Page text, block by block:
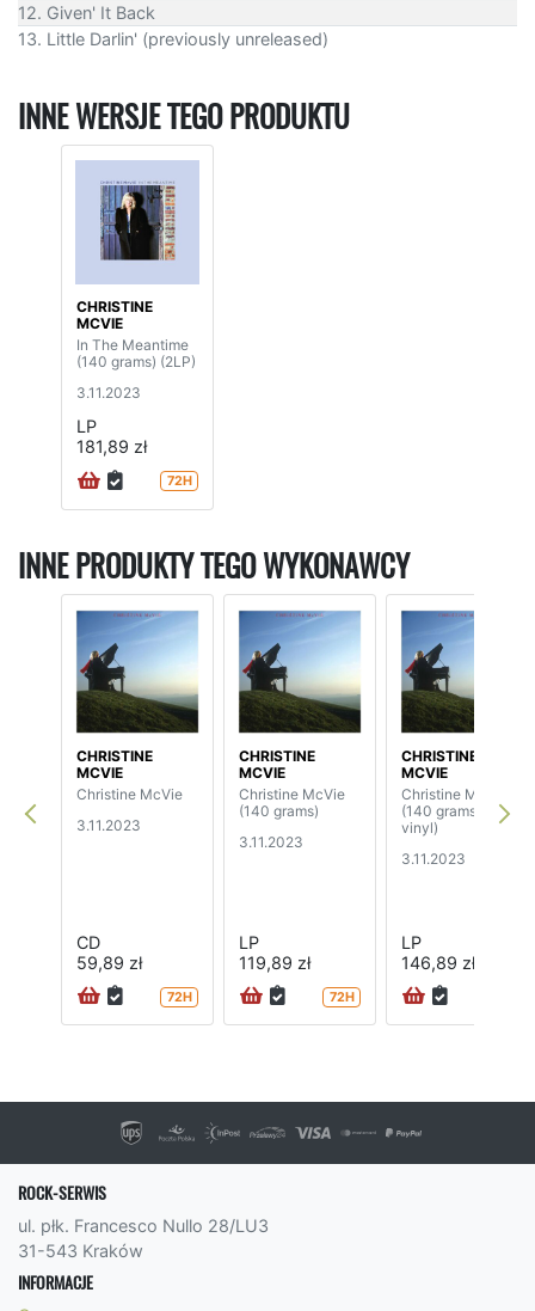
12. Given' It Back
13. Little Darlin' (previously unreleased)
INNE WERSJE TEGO PRODUKTU
CHRISTINE
MCVIE
In The Meantime
(140 grams) (2LP)
3.11.2023
LP
181,89 zł
72H
INNE PRODUKTY TEGO WYKONAWCY
CHRISTINE
MCVIE
Christine McVie
3.11.2023
CD
59,89 zł
72H
CHRISTINE
MCVIE
Christine McVie
(140 grams)
3.11.2023
LP
119,89 zł
72H
CHRISTINE
MCVIE
Christine McVie
(140 grams, clear
vinyl)
3.11.2023
LP
146,89 zł
ROCK-SERWIS
ul. płk. Francesco Nullo 28/LU3
31-543 Kraków
INFORMACJE